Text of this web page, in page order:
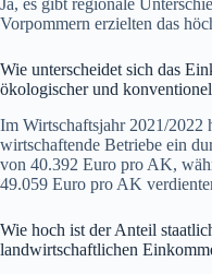
Vorpommern erzielten das
Wie unterscheidet sich das
ökologischer und
Im Wirtschaftsjahr 2021/2022
wirtschaftende Betriebe ein
von 40.392 Euro pro AK,
49.059 Euro pro AK
Wie hoch ist der Anteil
landwirtschaftlichen